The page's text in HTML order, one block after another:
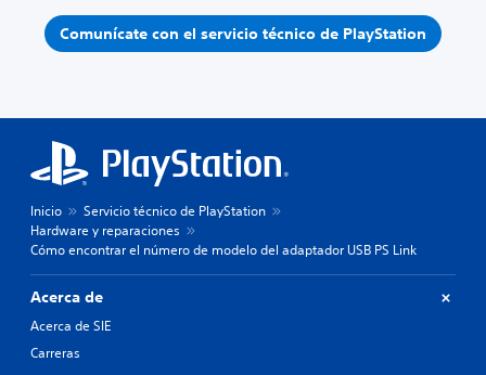
Comunícate con el servicio técnico de PlayStation
Inicio
Servicio técnico de PlayStation
Hardware y reparaciones
Cómo encontrar el número de modelo del adaptador USB PS Link
Acerca de
Acerca de SIE
Carreras